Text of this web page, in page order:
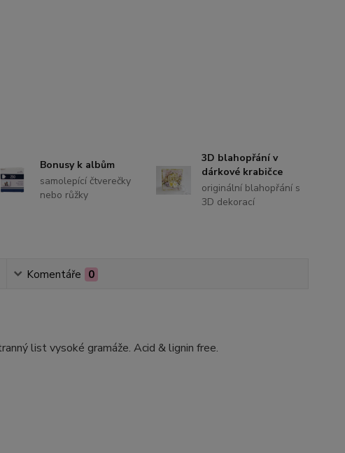
Bonusy k albům
samolepící čtverečky
nebo růžky
3D blahopřání v
dárkové krabičce
originální blahopřání s
3D dekorací
Komentáře 0
list vysoké gramáže. Acid & lignin free.